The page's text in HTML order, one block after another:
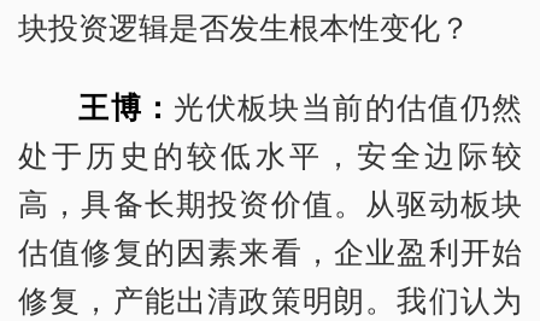
块投资逻辑是否发生根本性变化？
王博： 光伏板块当前的估值仍然
处于历史的较低水平，安全边际较
高，具备长期投资价值。从驱动板块
估值修复的因素来看，企业盈利开始
修复，产能出清政策明朗。我们认为